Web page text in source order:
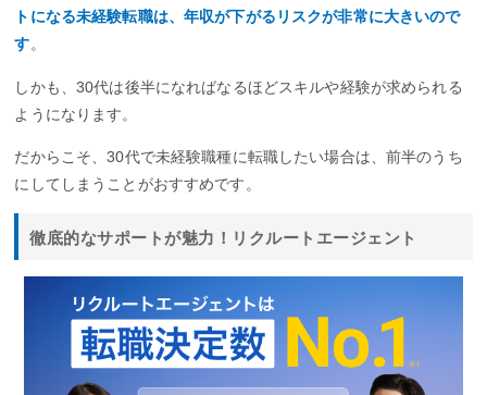
トになる未経験転職は、年収が下がるリスクが非常に大きいので
す。
しかも、30代は後半になればなるほどスキルや経験が求められる
ようになります。
だからこそ、30代で未経験職種に転職したい場合は、前半のうち
にしてしまうことがおすすめです。
徹底的なサポートが魅力！リクルートエージェント